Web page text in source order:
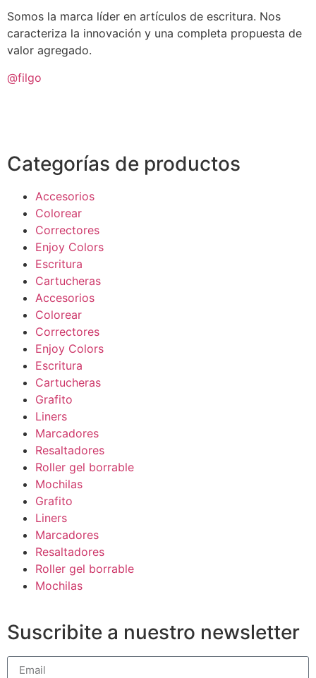
Somos la marca líder en artículos de escritura. Nos
caracteriza la innovación y una completa propuesta de
valor agregado.
@filgo
Categorías de productos
Accesorios
Colorear
Correctores
Enjoy Colors
Escritura
Cartucheras
Accesorios
Colorear
Correctores
Enjoy Colors
Escritura
Cartucheras
Grafito
Liners
Marcadores
Resaltadores
Roller gel borrable
Mochilas
Grafito
Liners
Marcadores
Resaltadores
Roller gel borrable
Mochilas
Suscribite a nuestro newsletter